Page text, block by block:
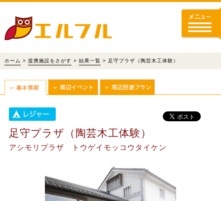
ホーム > 提携施設をさがす > 結果一覧 > 足守プラザ（陶芸木工体験）
足守プラザ（陶芸木工体験）
アシモリプラザ トウゲイモッコウタイケン